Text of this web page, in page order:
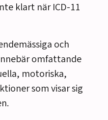
klart när ICD-11
och
omfattande
motoriska,
som visar sig